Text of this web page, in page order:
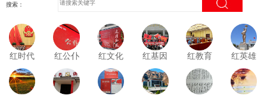
搜索：
红时代 红公仆 红文化 红基因 红教育 红英雄